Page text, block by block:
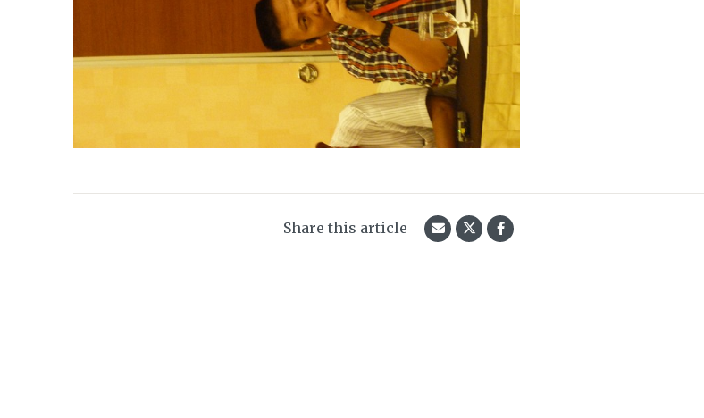
Share this article